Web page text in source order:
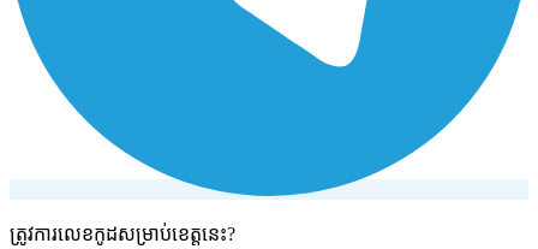
ត្រូវការលេខកូដសម្រាប់ខេត្តនេះ?